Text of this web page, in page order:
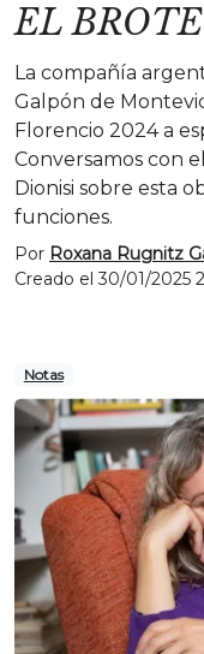
EL
La compañía
Galpón de
Florencio 2024 a
Conversamos con
Dionisi sobre esta
funciones.
Por Roxana Rugnitz
Creado el 30/01/2025
Notas